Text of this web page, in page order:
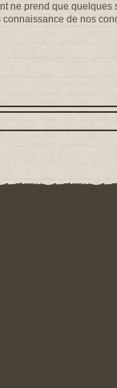
ne prend que
de nos